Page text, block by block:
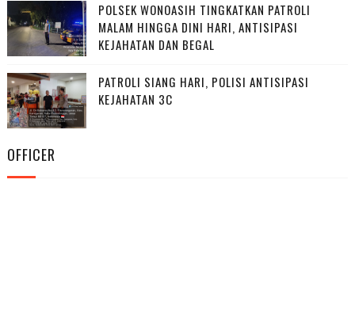
POLSEK WONOASIH TINGKATKAN PATROLI
MALAM HINGGA DINI HARI, ANTISIPASI
KEJAHATAN DAN BEGAL
PATROLI SIANG HARI, POLISI ANTISIPASI
KEJAHATAN 3C
OFFICER